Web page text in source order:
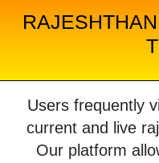
Users frequently
current and live
Our platform